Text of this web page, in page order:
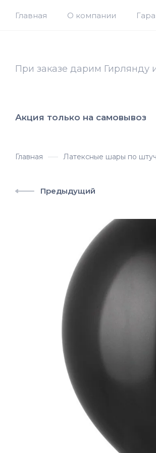
Главная О компании
При заказе дарим Гирлянду
Акция только на самовывоз
Главная Латексные шары по
Предыдущий